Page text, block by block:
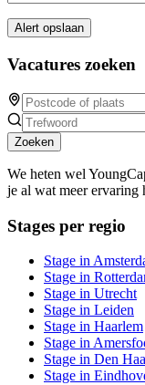
Alert opslaan
Vacatures zoeken
Zoeken
We heten wel
je al wat meer ervaring
Stages per regio
Stage in
Stage in
Stage in Utrecht
Stage in Leiden
Stage in Haarlem
Stage in
Stage in Den
Stage in